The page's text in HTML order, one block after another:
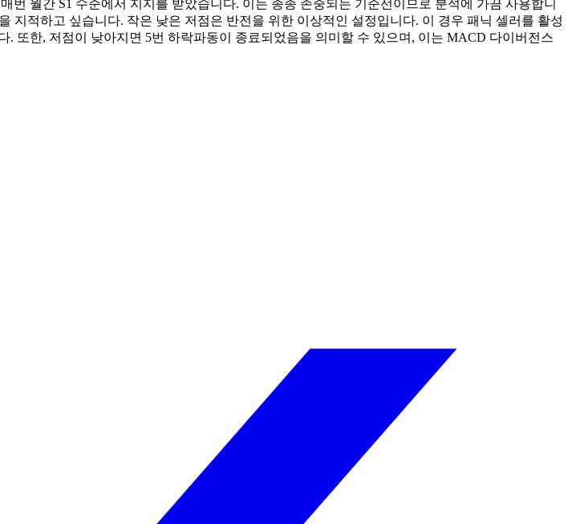
월간 S1 수준에서 지지를 받았습니다. 이는 종종 존중되는 기준선이므로 분석에 가끔 사용합니
지적하고 싶습니다. 작은 낮은 저점은 반전을 위한 이상적인 설정입니다. 이 경우 패닉 셀러를 활성
또한, 저점이 낮아지면 5번 하락파동이 종료되었음을 의미할 수 있으며, 이는 MACD 다이버전스